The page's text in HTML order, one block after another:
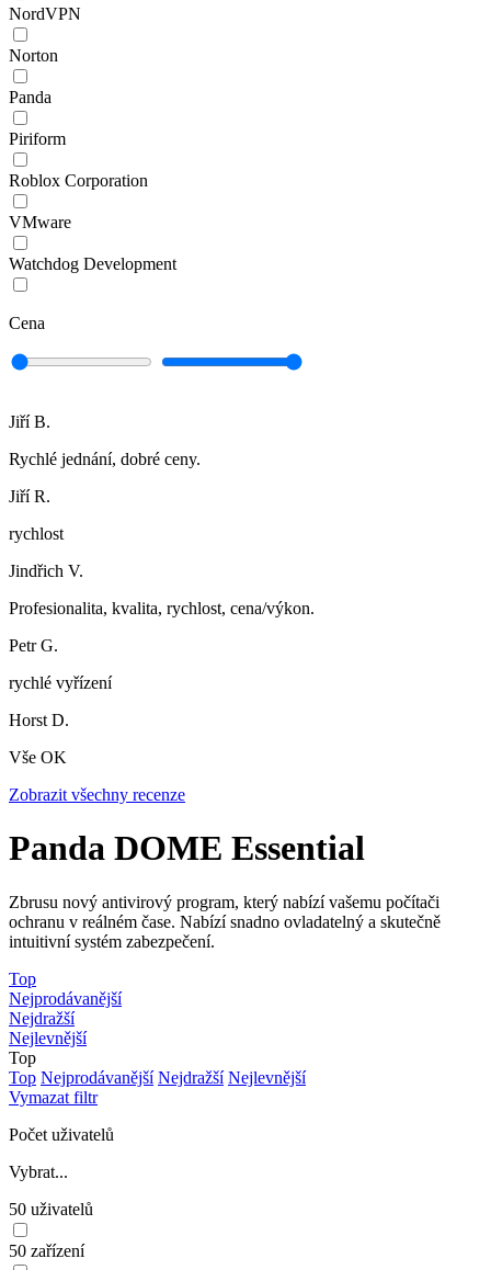
NordVPN
Norton
Panda
Piriform
Roblox Corporation
VMware
Watchdog Development
Cena
Jiří B.
Rychlé jednání, dobré ceny.
Jiří R.
rychlost
Jindřich V.
Profesionalita, kvalita, rychlost, cena/výkon.
Petr G.
rychlé vyřízení
Horst D.
Vše OK
Zobrazit všechny recenze
Panda DOME Essential
Zbrusu nový antivirový program, který nabízí vašemu počítači
ochranu v reálném čase. Nabízí snadno ovladatelný a skutečně
intuitivní systém zabezpečení.
Top
Nejprodávanější
Nejdražší
Nejlevnější
Top
Top Nejprodávanější Nejdražší Nejlevnější
Vymazat filtr
Počet uživatelů
Vybrat...
50 uživatelů
50 zařízení